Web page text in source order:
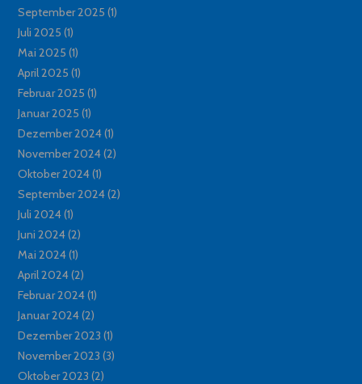
September 2025 (1)
Juli 2025 (1)
Mai 2025 (1)
April 2025 (1)
Februar 2025 (1)
Januar 2025 (1)
Dezember 2024(1)
November 2024(2)
Oktober 2024(1)
September 2024(2)
Juli 2024(1)
Juni 2024(2)
Mai 2024(1)
April 2024(2)
Februar 2024(1)
Januar 2024(2)
Dezember 2023 (1)
November 2023 (3)
Oktober 2023 (2)